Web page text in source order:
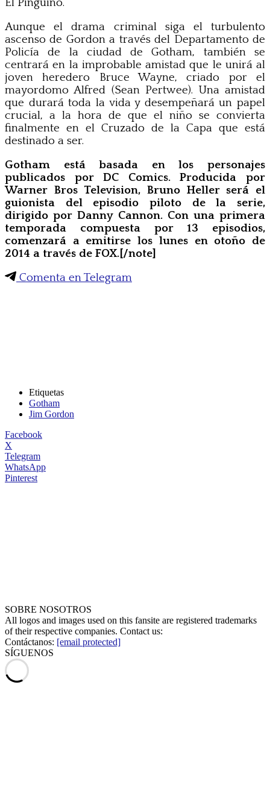
El Pingüino.
Aunque el drama criminal siga el turbulento
ascenso de Gordon a través del Departamento de
Policía de la ciudad de Gotham, también se
centrará en la improbable amistad que le unirá al
joven heredero Bruce Wayne, criado por el
mayordomo Alfred (Sean Pertwee). Una amistad
que durará toda la vida y desempeñará un papel
crucial, a la hora de que el niño se convierta
finalmente en el Cruzado de la Capa que está
destinado a ser.
Gotham está basada en los personajes
publicados por DC Comics. Producida por
Warner Bros Television, Bruno Heller será el
guionista del episodio piloto de la serie,
dirigido por Danny Cannon. Con una primera
temporada compuesta por 13 episodios,
comenzará a emitirse los lunes en otoño de
2014 a través de FOX.[/note]
Comenta en Telegram
Etiquetas
Gotham
Jim Gordon
Facebook
X
Telegram
WhatsApp
Pinterest
SOBRE NOSOTROS
All logos and images used on this fansite are registered trademarks
of their respective companies. Contact us:
Contáctanos: [email protected]
SÍGUENOS